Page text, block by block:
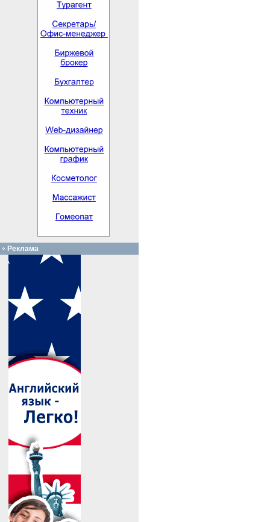
Реклама